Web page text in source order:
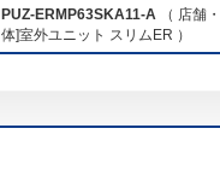
PUZ-ERMP63SKA11-A （ 店舗
体]室外ユニット スリムER ）